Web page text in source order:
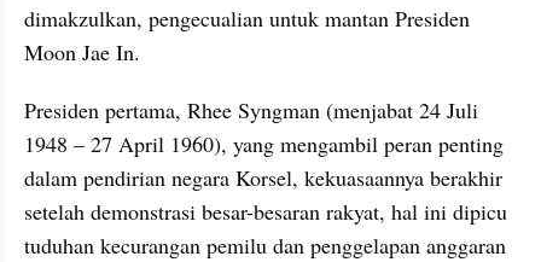
dimakzulkan, pengecualian untuk mantan Presiden
Moon Jae In.
Presiden pertama, Rhee Syngman (menjabat 24 Juli
1948 – 27 April 1960), yang mengambil peran penting
dalam pendirian negara Korsel, kekuasaannya berakhir
setelah demonstrasi besar-besaran rakyat, hal ini dipicu
tuduhan kecurangan pemilu dan penggelapan anggaran